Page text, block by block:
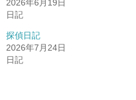
2026年6月19日
日記
探偵日記
2026年7月24日
日記